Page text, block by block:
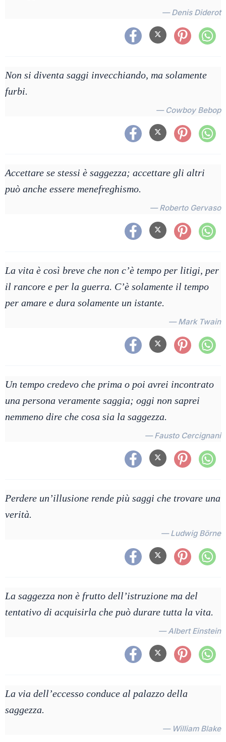
— Denis Diderot
Non si diventa saggi invecchiando, ma solamente
furbi.
— Cowboy Bebop
Accettare se stessi è saggezza; accettare gli altri
può anche essere menefreghismo.
— Roberto Gervaso
La vita è così breve che non c’è tempo per litigi, per
il rancore e per la guerra. C’è solamente il tempo
per amare e dura solamente un istante.
— Mark Twain
Un tempo credevo che prima o poi avrei incontrato
una persona veramente saggia; oggi non saprei
nemmeno dire che cosa sia la saggezza.
— Fausto Cercignani
Perdere un’illusione rende più saggi che trovare una
verità.
— Ludwig Börne
La saggezza non è frutto dell’istruzione ma del
tentativo di acquisirla che può durare tutta la vita.
— Albert Einstein
La via dell’eccesso conduce al palazzo della
saggezza.
— William Blake